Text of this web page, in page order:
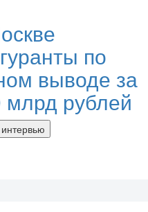
по
выводе за
рублей